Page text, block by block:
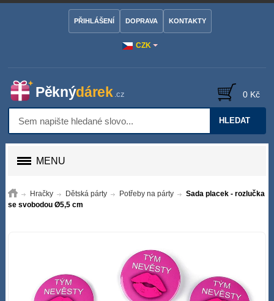
CZK
PŘIHLÁŠENÍ DOPRAVA KONTAKTY
HLEDAT
0 Kč
MENU
Hračky Dětská párty Potřeby na párty
Sada placek - rozlučka
se svobodou Ø5,5 cm